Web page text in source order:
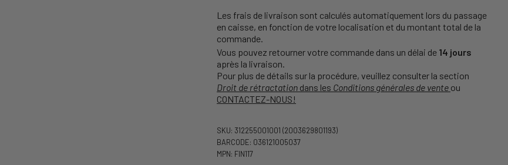
Les frais de livraison sont calculés automatiquement lors du passage
en caisse, en fonction de votre localisation et du montant total de la
commande.
Vous pouvez retourner votre commande dans un délai de 14 jours
après la livraison.
Pour plus de détails sur la procédure, veuillez consulter la section
Droit de rétractation dans les Conditions générales de vente ou
CONTACTEZ-NOUS!
SKU: 312255001001 (2003629801193)
BARCODE: 036121005037
MPN: FIN117